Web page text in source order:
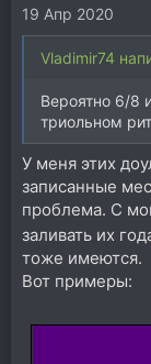
:19 Апр 2020
Vladimir74
Вероятно 6/8
триольном
У меня этих
записанные
проблема. С
заливать их
тоже имеются.
Вот примеры: